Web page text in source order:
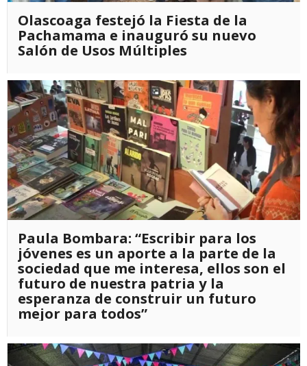
Olascoaga festejó la Fiesta de la
Pachamama e inauguró su nuevo
Salón de Usos Múltiples
Paula Bombara: “Escribir para los
jóvenes es un aporte a la parte de la
sociedad que me interesa, ellos son el
futuro de nuestra patria y la
esperanza de construir un futuro
mejor para todos”